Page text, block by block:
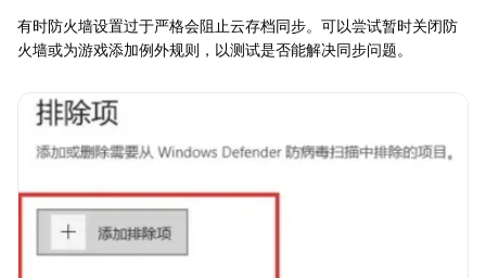
有时防火墙设置过于严格会阻止云存档同步。可以尝试暂时关闭防
火墙或为游戏添加例外规则，以测试是否能解决同步问题。